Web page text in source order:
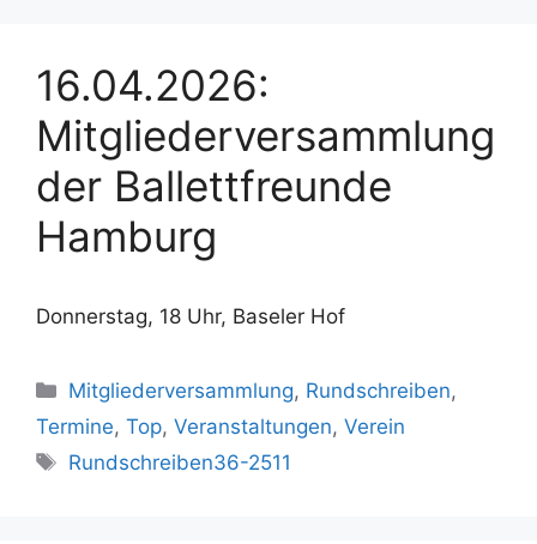
16.04.2026:
Mitgliederversammlung
der Ballettfreunde
Hamburg
Donnerstag, 18 Uhr, Baseler Hof
Kategorien
Mitgliederversammlung, Rundschreiben,
Termine, Top, Veranstaltungen, Verein
Schlagwörter
Rundschreiben36-2511